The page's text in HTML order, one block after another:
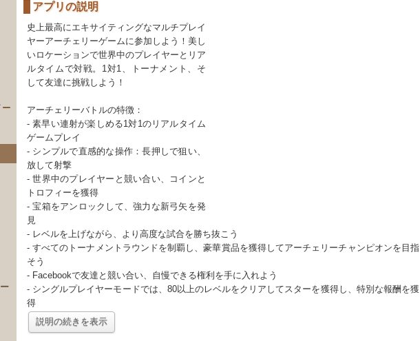
アプリの説明
史上最高にエキサイティングなマルチプレイ
ヤーアーチェリーゲームに参加しよう！美し
いロケーションで世界中のプレイヤーとリア
ルタイムで対戦。1対1、トーナメント、そ
して友達に挑戦しよう！
アーチェリーバトルの特徴：
- 素早い連射が楽しめる1対1のリアルタイム
ゲームプレイ
- シンプルで直感的な操作：長押しで狙い、
放して射撃
- 世界中のプレイヤーと競い合い、コインと
トロフィーを獲得
- 宝箱をアンロックして、強力な新弓矢を発
見
- レベルを上げながら、より高度な試合を勝ち抜こう
- すべてのトーナメントラウンドを制覇し、豪華賞品を獲得してアーチェリーチャンピオンを目指
そう
- Facebookで友達と競い合い、自慢できる権利を手に入れよう
- シングルプレイヤーモードでは、80以上のレベルをクリアしてスターを獲得し、特別な報酬を獲
得
説明の続きを表示